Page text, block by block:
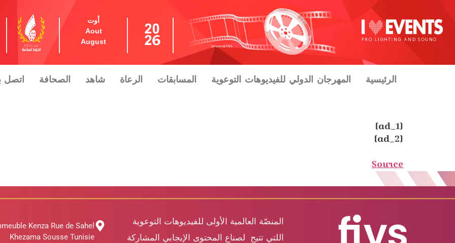
أوت
Aout
August
الرئيسية المهرجان الدولي للفيديوهات التوعوية المسابقات الرعاة شاهد الصحافة اتصل
[ad_1]
[ad_2]
Source
المنصّة العالمية الأولى للفيديوهات التوعوية
اللتي تتيح لصناع المحتوى الإيجابي المشاركة
Kenza Rue de Sahel
Khezama Sousse Tunisie